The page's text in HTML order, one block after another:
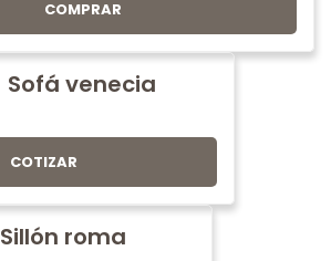
COMPRAR
Sofá venecia
COTIZAR
Sillón roma